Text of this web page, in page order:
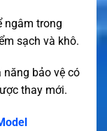
ngâm trong
sạch và khô.
năng bảo vệ có
thay mới.